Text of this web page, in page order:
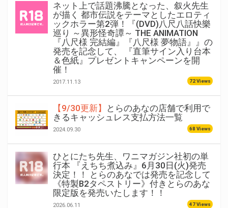
ネット上で話題沸騰となった、叙火先生
が描く 都市伝説をテーマとしたエロティ
ックホラー第2弾！『(DVD)八尺八話快樂
巡り ～異形怪奇譚～ THE ANIMATION
『八尺様 完結編』『八尺様 夢物語』』の
発売を記念して、 『直筆サイン入り台本
＆色紙』プレゼントキャンペーンを開
催！
2017.11.13 72 Views
【9/30更新】
とらのあなの店舗で利用で
きるキャッシュレス支払方法一覧
2024.09.30 68 Views
ひとにたち先生、ワニマガジン社初の単
行本 『えちち煮込み』6月30日(火)発売
決定！！ とらのあなでは発売を記念して
《特製B2タペストリー》付きとらのあな
限定版を発売いたします！！
2026.06.11 47 Views